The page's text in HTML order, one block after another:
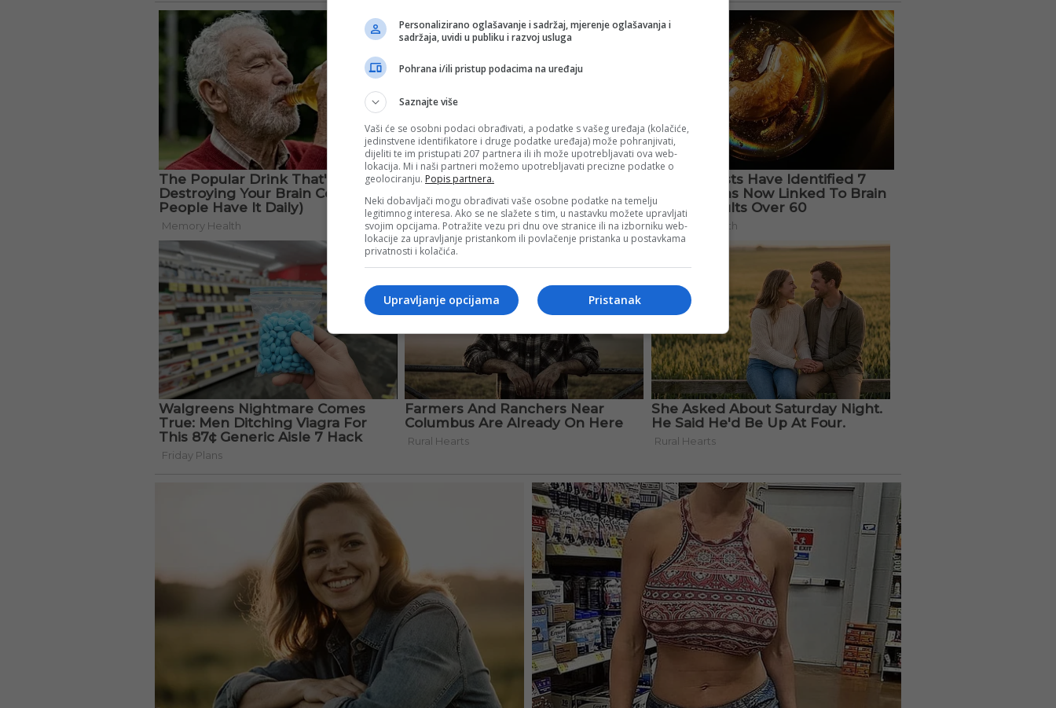
Personalizirano oglašavanje i sadržaj, mjerenje oglašavanja i
sadržaja, uvidi u publiku i razvoj usluga
Pohrana i/ili pristup podacima na uređaju
Saznajte više
Vaši će se osobni podaci obrađivati, a podatke s vašeg uređaja (kolačiće,
jedinstvene identifikatore i druge podatke uređaja) može pohranjivati,
dijeliti te im pristupati 207 partnera ili ih može upotrebljavati ova web-
lokacija. Mi i naši partneri možemo upotrebljavati precizne podatke o
geolociranju. Popis partnera.
Neki dobavljači mogu obrađivati vaše osobne podatke na temelju
legitimnog interesa. Ako se ne slažete s tim, u nastavku možete upravljati
svojim opcijama. Potražite vezu pri dnu ove stranice ili na izborniku web-
lokacije za upravljanje pristankom ili povlačenje pristanka u postavkama
privatnosti i kolačića.
Pristanak
Upravljanje opcijama